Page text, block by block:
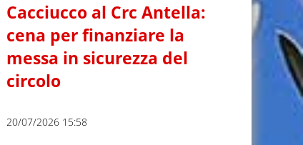
Cacciucco al Crc Antella:
cena per finanziare la
messa in sicurezza del
circolo
20/07/2026 15:58